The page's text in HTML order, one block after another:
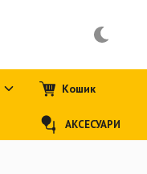
Кошик
АКСЕСУАРИ